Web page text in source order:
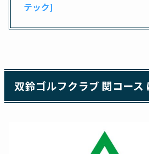
テック]
双鈴ゴルフクラブ 関コース